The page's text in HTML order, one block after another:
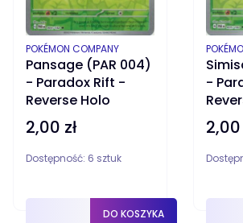
Pansage (PAR 004)
- Paradox Rift -
Reverse Holo
PRODUCENT
POKÉMON COMPANY
Cena
2,00 zł
Dostępność: 6 sztuk
DO KOSZYKA
-
Cena
2,00